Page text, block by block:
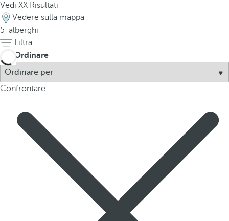
Vedi XX Risultati
Vedere sulla mappa
5 alberghi
Filtra
Ordinare
Confrontare